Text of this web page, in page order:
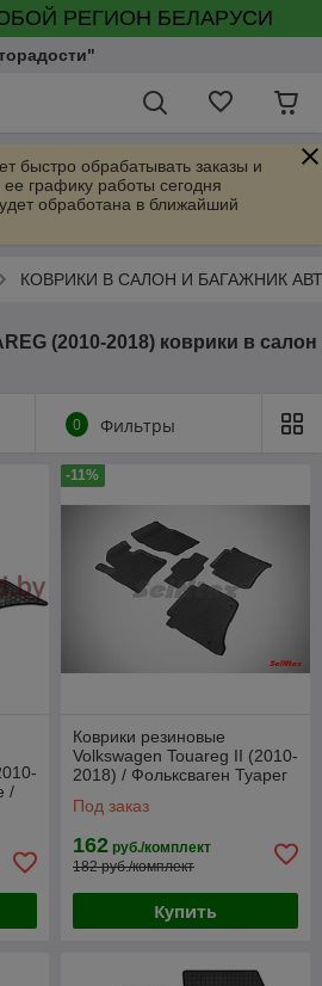
РЕГИОН БЕЛАРУСИ
быстро обрабатывать заказы и
графику работы сегодня
обработана в ближайший
КОВРИКИ В САЛОН И БАГАЖНИК
(2010-2018) коврики в салон
0 Фильтры
/
-11%
Коврики резиновые
Volkswagen Touareg II (2010-
2018) / Фольксваген Туарег
Под заказ
162 руб./комплект
182 руб./комплект
Купить